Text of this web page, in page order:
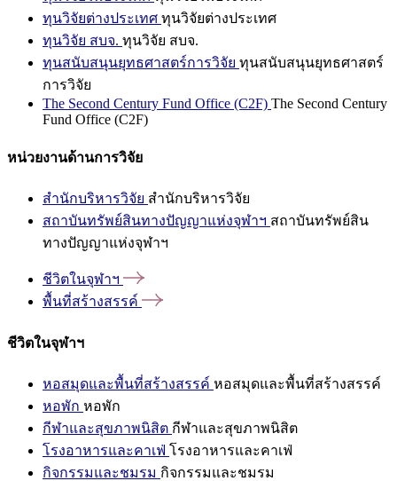
ทุนวิจัยต่างประเทศ ทุนวิจัยต่างประเทศ
ทุนวิจัย สบจ. ทุนวิจัย สบจ.
ทุนสนับสนุนยุทธศาสตร์การวิจัย ทุนสนับสนุนยุทธศาสตร์
การวิจัย
The Second Century Fund Office (C2F) The Second Century
Fund Office (C2F)
หน่วยงานด้านการวิจัย
สำนักบริหารวิจัย สำนักบริหารวิจัย
สถาบันทรัพย์สินทางปัญญาแห่งจุฬาฯ สถาบันทรัพย์สิน
ทางปัญญาแห่งจุฬาฯ
ชีวิตในจุฬาฯ
พื้นที่สร้างสรรค์
ชีวิตในจุฬาฯ
หอสมุดและพื้นที่สร้างสรรค์ หอสมุดและพื้นที่สร้างสรรค์
หอพัก หอพัก
กีฬาและสุขภาพนิสิต กีฬาและสุขภาพนิสิต
โรงอาหารและคาเฟ่ โรงอาหารและคาเฟ่
กิจกรรมและชมรม กิจกรรมและชมรม